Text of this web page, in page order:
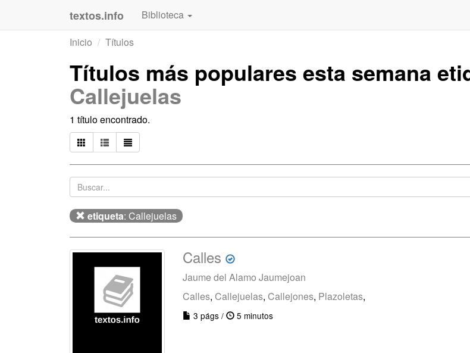
textos.info Biblioteca
Inicio
Títulos
Títulos más populares esta semana
Callejuelas
1 título encontrado.
etiqueta: Callejuelas
Calles
Jaume del Alamo Jaumejoan
Calles, Callejuelas, Callejones, Plazoletas,
3 págs / 5 minutos